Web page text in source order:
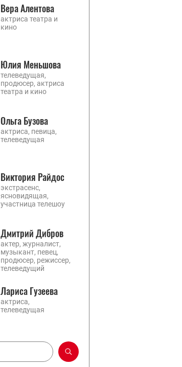
Вера Алентова
актриса театра и
кино
Юлия Меньшова
телеведущая,
продюсер, актриса
театра и кино
Ольга Бузова
актриса, певица,
телеведущая
Виктория Райдос
экстрасенс,
ясновидящая,
участница телешоу
Дмитрий Дибров
актер, журналист,
музыкант, певец,
продюсер, режиссер,
телеведущий
Лариса Гузеева
актриса,
телеведущая